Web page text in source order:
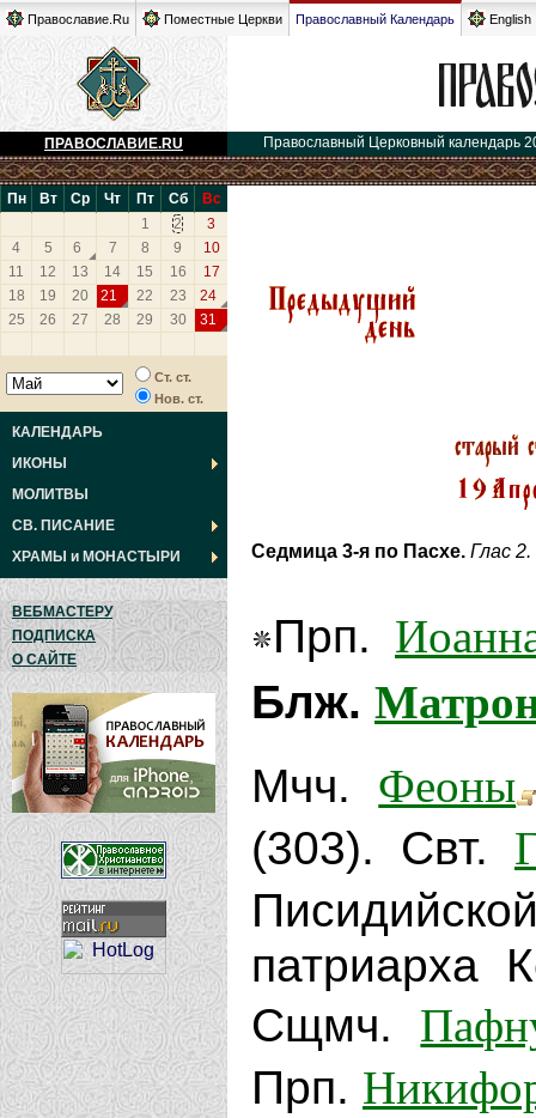
Православие.Ru Поместные Церкви Православный Календарь English
ПРАВОСЛАВИЕ.RU Православный Церковный календарь
Пн Вт Ср Чт Пт Сб
Вс
1
2
3
4
5 6 7 8 9
10
11
12 13 14 15 16
17
18
19 20 21 22 23
24
25
26 27 28 29 30 31
Ст. ст.
Нов. ст.
КАЛЕНДАРЬ
ИКОНЫ
МОЛИТВЫ
СВ. ПИСАНИЕ
ХРАМЫ и МОНАСТЫРИ
ВЕБМАСТЕРУ
ПОДПИСКА
О САЙТЕ
Седмица 3-я по Пасхе. Глас 2.
Прп.
Блж.
Мчч. Феоны
(303). Свт.
патриарха
Сщмч.
Прп.